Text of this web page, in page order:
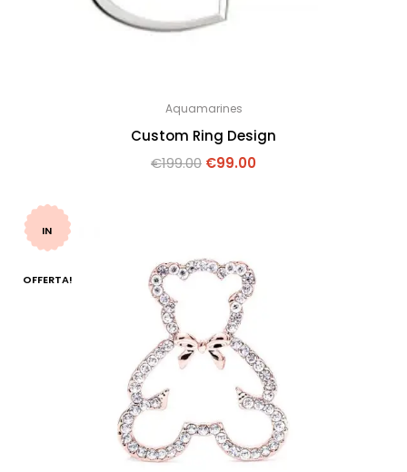
Aquamarines
Custom Ring Design
€199.00 €99.00
IN
OFFERTA!